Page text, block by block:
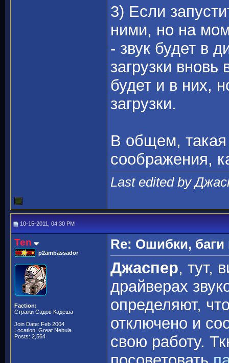
3) Если
ними, но на
- звук будет в
загрузки
будет и в них,
загрузки.
В общем, такая
соображения,
Last edited by
10-15-2011, 04:30 PM
Ten
p2ambassador
Faction:
Стражи Садов Кадеша
Join Date: Feb 2004
Location: Great Nebula
Posts: 2,564
Re: Ошибки,
Джаспер, тут,
драйверах
определяют,
отключено и
свою работу.